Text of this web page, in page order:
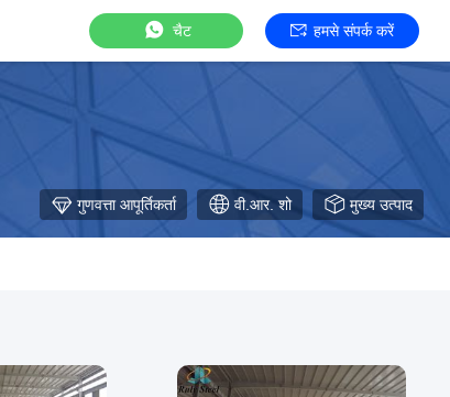
चैट हमसे संपर्क करें
गुणवत्ता आपूर्तिकर्ता वी.आर. शो मुख्य उत्पाद